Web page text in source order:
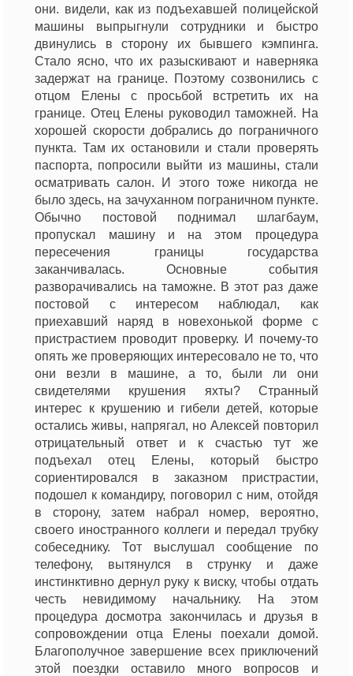
они. видели, как из подъехавшей полицейской
машины выпрыгнули сотрудники и быстро
двинулись в сторону их бывшего кэмпинга.
Стало ясно, что их разыскивают и наверняка
задержат на границе. Поэтому созвонились с
отцом Елены с просьбой встретить их на
границе. Отец Елены руководил таможней. На
хорошей скорости добрались до пограничного
пункта. Там их остановили и стали проверять
паспорта, попросили выйти из машины, стали
осматривать салон. И этого тоже никогда не
было здесь, на зачуханном пограничном пункте.
Обычно постовой поднимал шлагбаум,
пропускал машину и на этом процедура
пересечения границы государства
заканчивалась. Основные события
разворачивались на таможне. В этот раз даже
постовой с интересом наблюдал, как
приехавший наряд в новехонькой форме с
пристрастием проводит проверку. И почему-то
опять же проверяющих интересовало не то, что
они везли в машине, а то, были ли они
свидетелями крушения яхты? Странный
интерес к крушению и гибели детей, которые
остались живы, напрягал, но Алексей повторил
отрицательный ответ и к счастью тут же
подъехал отец Елены, который быстро
сориентировался в заказном пристрастии,
подошел к командиру, поговорил с ним, отойдя
в сторону, затем набрал номер, вероятно,
своего иностранного коллеги и передал трубку
собеседнику. Тот выслушал сообщение по
телефону, вытянулся в струнку и даже
инстинктивно дернул руку к виску, чтобы отдать
честь невидимому начальнику. На этом
процедура досмотра закончилась и друзья в
сопровождении отца Елены поехали домой.
Благополучное завершение всех приключений
этой поездки оставило много вопросов и